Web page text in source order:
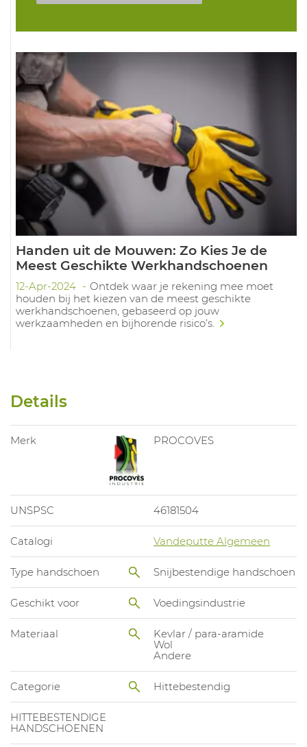
Handen uit de Mouwen: Zo Kies Je de
Meest Geschikte Werkhandschoenen
12-Apr-2024
Ontdek waar je rekening mee moet
houden bij het kiezen van de meest geschikte
werkhandschoenen, gebaseerd op jouw
werkzaamheden en bijhorende risico’s.
Details
Merk PROCOVES
UNSPSC 46181504
Catalogi Vandeputte Algemeen
Type handschoen Snijbestendige handschoen
Geschikt voor Voedingsindustrie
Materiaal
Kevlar / para-aramide
Wol
Andere
Categorie Hittebestendig
HITTEBESTENDIGE
HANDSCHOENEN